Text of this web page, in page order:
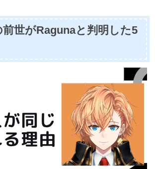
世がRagunaと判明した5